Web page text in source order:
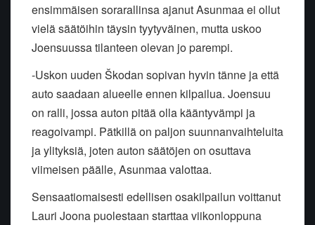
ensimmäisen sorarallinsa ajanut Asunmaa ei ollut
vielä säätöihin täysin tyytyväinen, mutta uskoo
Joensuussa tilanteen olevan jo parempi.
-Uskon uuden Škodan sopivan hyvin tänne ja että
auto saadaan alueelle ennen kilpailua. Joensuu
on ralli, jossa auton pitää olla kääntyvämpi ja
reagoivampi. Pätkillä on paljon suunnanvaihteluita
ja ylityksiä, joten auton säätöjen on osuttava
viimeisen päälle, Asunmaa valottaa.
Sensaatiomaisesti edellisen osakilpailun voittanut
Lauri Joona puolestaan starttaa viikonloppuna